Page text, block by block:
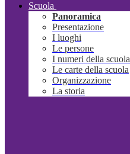
Scuola
Panoramica
Presentazione
I luoghi
Le persone
I numeri della scuola
Le carte della scuola
Organizzazione
La storia